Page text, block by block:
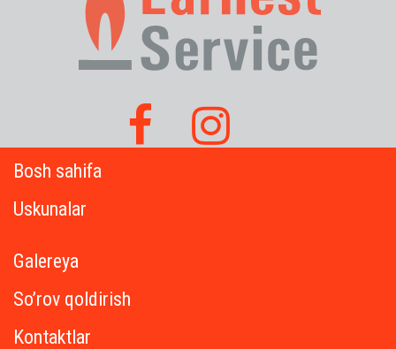
Bosh sahifa
Uskunalar
Galereya
So’rov qoldirish
Kontaktlar